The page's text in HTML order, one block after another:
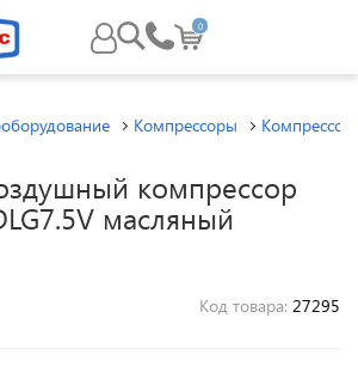
0
Компрессоры
компрессор
масляный
Код товара: 27295